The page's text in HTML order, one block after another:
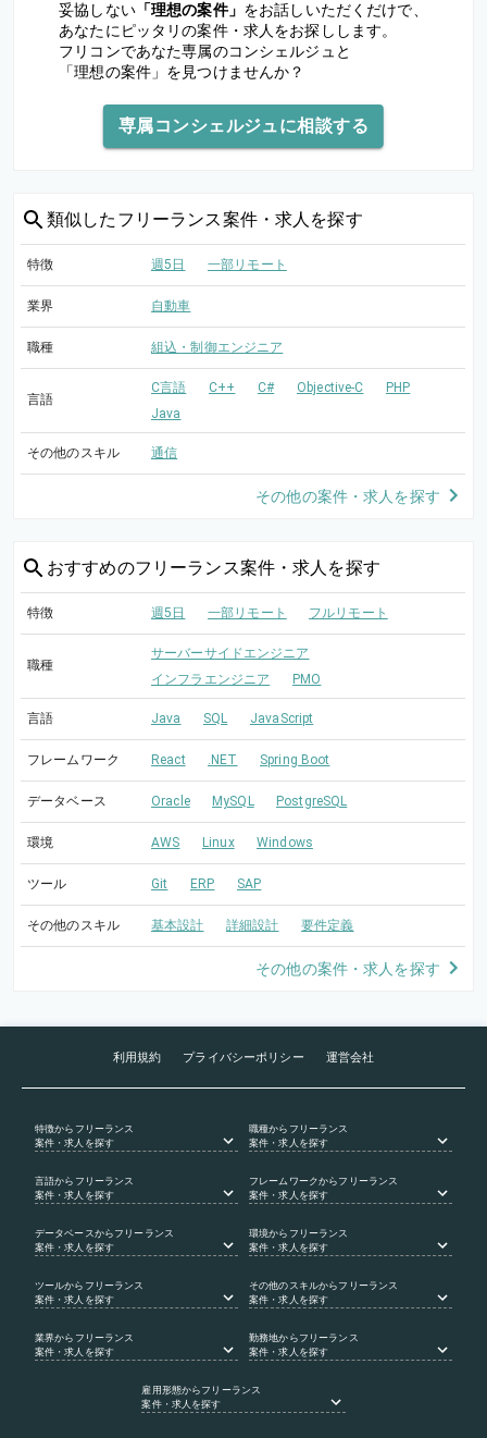
妥協しない「理想の案件」 をお話しいただくだけで、
あなたにピッタリの案件・求人をお探しします。
フリコンであなた専属のコンシェルジュと
「理想の案件」を見つけませんか？
専属コンシェルジュに相談する
類似した フリーランス案件・求人を探す
特徴 週5日 一部リモート
業界 自動車
職種 組込・制御エンジニア
言語
C言語 C++ C# Objective-C
PHP
Java
その他のスキル 通信
その他の案件・求人を探す
おすすめのフリーランス案件・求人を探す
特徴 週5日 一部リモート フルリモート
職種
サーバーサイドエンジニア
インフラエンジニア
PMO
言語 Java SQL JavaScript
フレームワーク React .NET Spring Boot
データベース Oracle MySQL PostgreSQL
環境 AWS Linux Windows
ツール Git ERP SAP
その他のスキル 基本設計 詳細設計 要件定義
その他の案件・求人を探す
利用規約 プライバシーポリシー 運営会社
特徴からフリーランス
案件・求人を探す
職種からフリーランス
案件・求人を探す
言語からフリーランス
案件・求人を探す
フレームワークからフリーランス
案件・求人を探す
データベース からフリーランス
案件・求人を探す
環境からフリーランス
案件・求人を探す
ツールからフリーランス
案件・求人を探す
その他のスキルからフリーランス
案件・求人を探す
業界からフリーランス
案件・求人を探す
勤務地からフリーランス
案件・求人を探す
雇用形態からフリーランス
案件・求人を探す